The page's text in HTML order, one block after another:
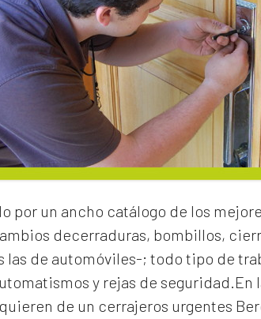
por un ancho catálogo de los
decerraduras, bombillos,
de automóviles-; todo tipo de
y rejas de seguridad.En
de un cerrajeros urgentes